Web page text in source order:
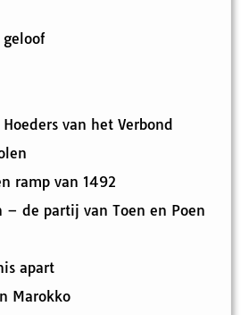
van het Verbond
ramp van 1492
– de partij van Toen en Poen
apart
Marokko